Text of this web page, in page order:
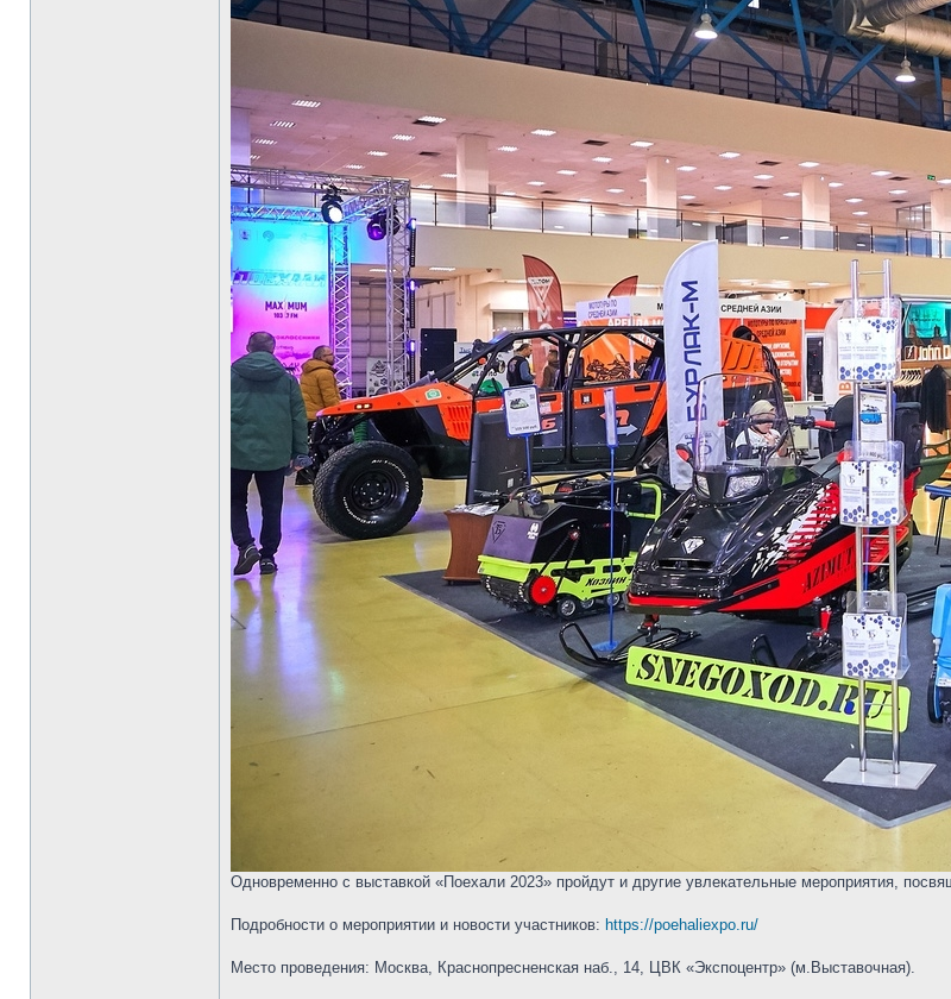
Одновременно с выставкой «Поехали 2023» пройдут и другие увлекательные мероприятия,
Подробности о мероприятии и новости участников: https://poehaliexpo.ru/
Место проведения: Москва, Краснопресненская наб., 14, ЦВК «Экспоцентр» (м.Выставочная).